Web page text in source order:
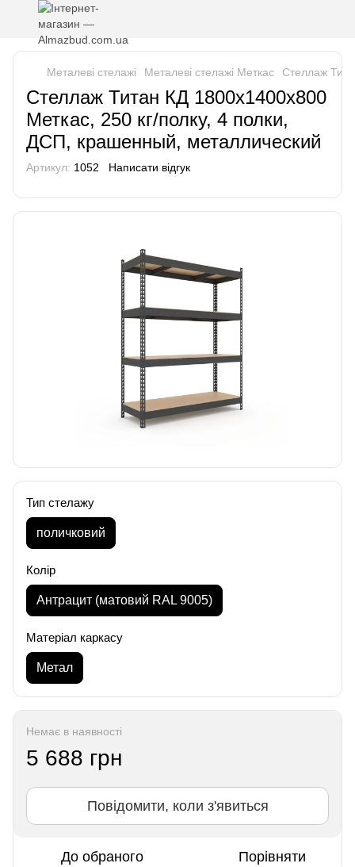
Металеві стелажі Металеві стелажі Меткас Стеллаж
Стеллаж Титан КД 1800х1400х800
Меткас, 250 кг/полку, 4 полки,
ДСП, крашенный, металлический
Артикул: 1052 Написати відгук
Тип стелажу
поличковий
Колір
Антрацит (матовий RAL 9005)
Матеріал каркасу
Метал
Немає в наявності
5 688 грн
Повідомити, коли з'явиться
До обраного Порівняти